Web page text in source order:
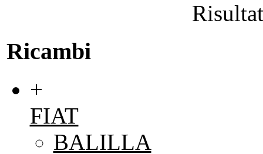
Ricambi
+
FIAT
BALILLA